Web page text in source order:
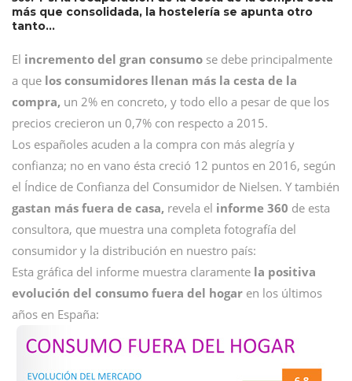
más que consolidada, la hostelería se apunta otro
tanto…
El incremento del gran consumo se debe principalmente
a que los consumidores llenan más la cesta de la
compra, un 2% en concreto, y todo ello a pesar de que los
precios crecieron un 0,7% con respecto a 2015.
Los españoles acuden a la compra con más alegría y
confianza; no en vano ésta creció 12 puntos en 2016, según
el Índice de Confianza del Consumidor de Nielsen. Y también
gastan más fuera de casa, revela el informe 360 de esta
consultora, que muestra una completa fotografía del
consumidor y la distribución en nuestro país:
Esta gráfica del informe muestra claramente la positiva
evolución del consumo fuera del hogar en los últimos
años en España: